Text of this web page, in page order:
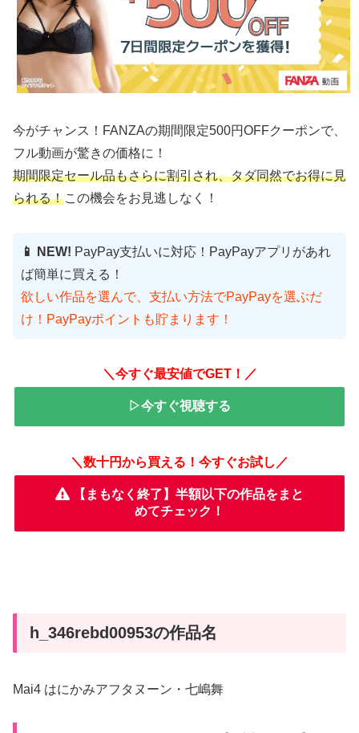
今がチャンス！FANZAの期間限定500円OFFクーポンで、
フル動画が驚きの価格に！
期間限定セール品もさらに割引され、タダ同然でお得に見
られる！この機会をお見逃しなく！
📱 NEW! PayPay支払いに対応！PayPayアプリがあれ
ば簡単に買える！
欲しい作品を選んで、支払い方法でPayPayを選ぶだ
け！PayPayポイントも貯まります！
＼今すぐ最安値でGET！／
▷今すぐ視聴する
＼数十円から買える！今すぐお試し／
【まもなく終了】半額以下の作品をまと
めてチェック！
h_346rebd00953の作品名
Mai4 はにかみアフタヌーン・七嶋舞